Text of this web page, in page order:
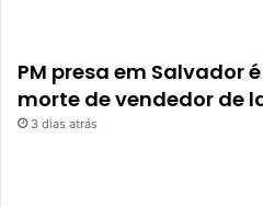
PM presa em Salvador
morte de vendedor de
3 dias atrás